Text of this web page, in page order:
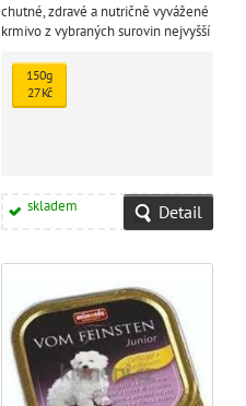
chutné, zdravé a nutričně vyvážené
krmivo z vybraných surovin nejvyšší
150g
27 Kč
skladem Detail